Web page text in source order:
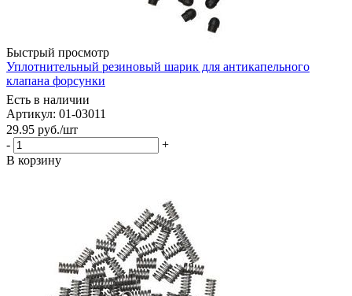
Быстрый просмотр
Уплотнительный резиновый шарик для антикапельного
клапана форсунки
Есть в наличии
Артикул: 01-03011
29.95 руб./шт
-
+
В корзину